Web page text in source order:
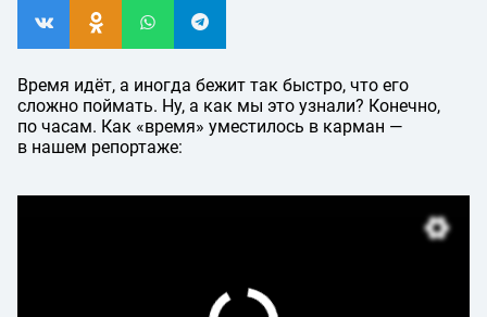
Время идёт, а иногда бежит так быстро, что его
сложно поймать. Ну, а как мы это узнали? Конечно,
по часам. Как «время» уместилось в карман —
в нашем репортаже: